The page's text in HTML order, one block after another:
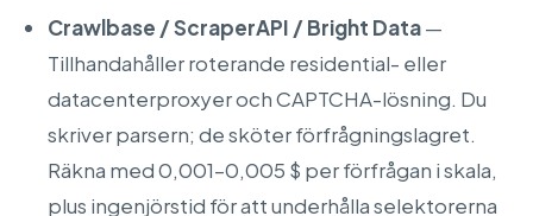
Crawlbase / ScraperAPI / Bright Data—
Tillhandahåller roterande residential- eller
datacenterproxyer och CAPTCHA-lösning. Du
skriver parsern; de sköter förfrågningslagret.
Räkna med 0,001–0,005 $ per förfrågan i skala,
plus ingenjörstid för att underhålla selektorerna